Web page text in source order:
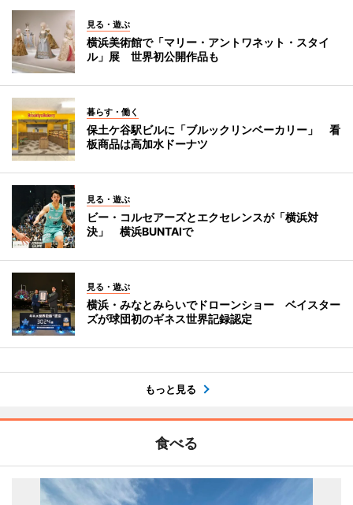
見る・遊ぶ
横浜美術館で「マリー・アントワネット・スタイ
ル」展 世界初公開作品も
暮らす・働く
保土ケ谷駅ビルに「ブルックリンベーカリー」 看
板商品は高加水ドーナツ
見る・遊ぶ
ビー・コルセアーズとエクセレンスが「横浜対
決」 横浜BUNTAIで
見る・遊ぶ
横浜・みなとみらいでドローンショー ベイスター
ズが球団初のギネス世界記録認定
もっと見る
食べる